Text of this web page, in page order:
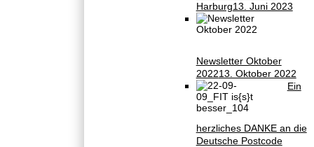
Harburg13. Juni 2023
Newsletter Oktober
202213. Oktober 2022
Ein
herzliches DANKE an die
Deutsche Postcode